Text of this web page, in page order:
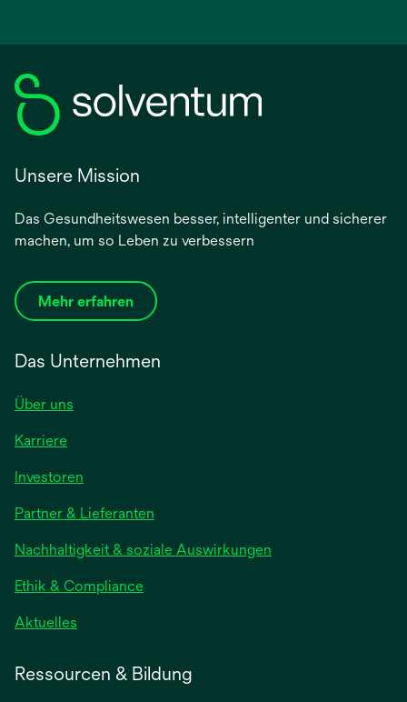
Unsere Mission
Das Gesundheitswesen besser, intelligenter und sicherer
machen, um so Leben zu verbessern
Mehr erfahren
Das Unternehmen
Über uns
Karriere
Investoren
einer
neuen
Registerkarte
geöffnet
Partner & Lieferanten
Nachhaltigkeit & soziale Auswirkungen
Ethik & Compliance
Aktuelles
Ressourcen & Bildung